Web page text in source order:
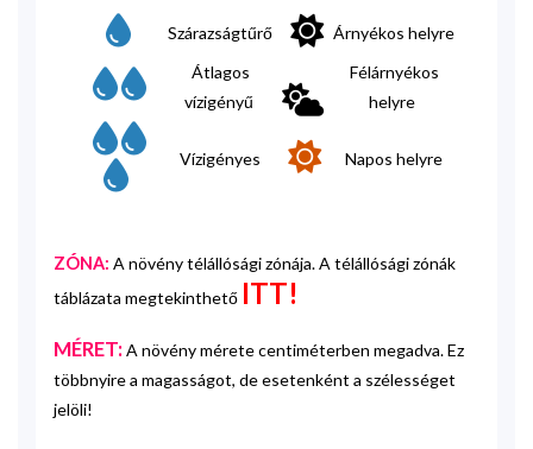
Szárazságtűrő
Árnyékos helyre
Átlagos
vízigényű
Félárnyékos
helyre
Vízigényes Napos helyre
ZÓNA: A növény télállósági zónája. A télállósági zónák
táblázata megtekinthető ITT!
MÉRET:A növény mérete centiméterben megadva. Ez
többnyire a magasságot, de esetenként a szélességet
jelöli!